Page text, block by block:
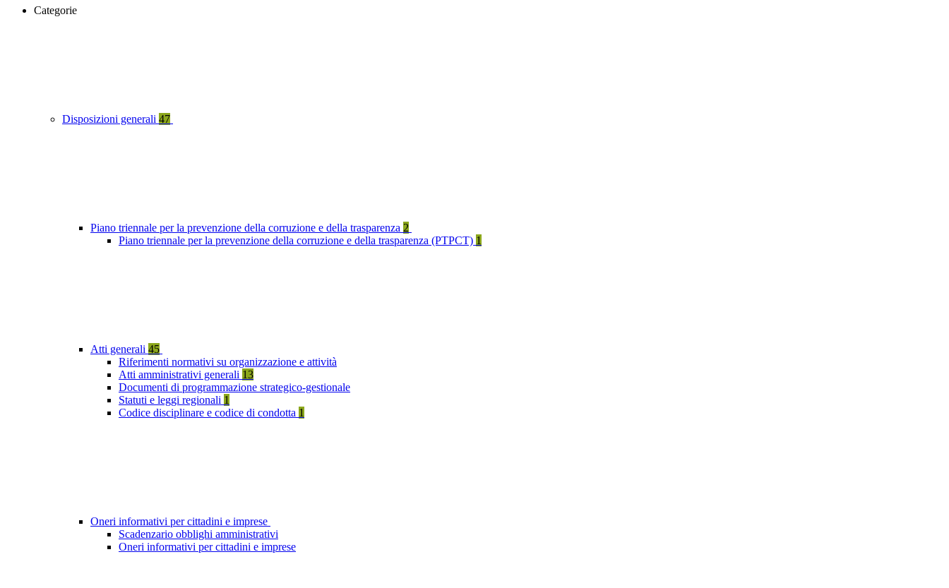
Categorie
Disposizioni generali 47
Piano triennale per la prevenzione della corruzione e della trasparenza 2
Piano triennale per la prevenzione della corruzione e della trasparenza (PTPCT) 1
Atti generali 45
Riferimenti normativi su organizzazione e attività
Atti amministrativi generali 13
Documenti di programmazione strategico-gestionale
Statuti e leggi regionali 1
Codice disciplinare e codice di condotta 1
Oneri informativi per cittadini e imprese
Scadenzario obblighi amministrativi
Oneri informativi per cittadini e imprese